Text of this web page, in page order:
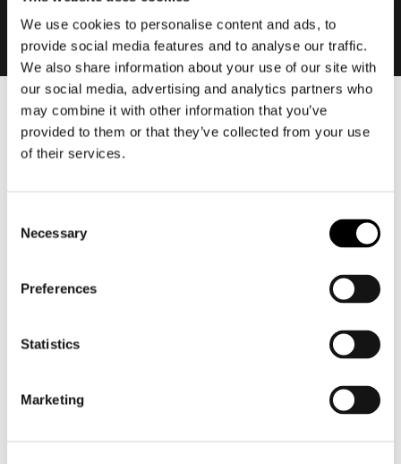
We use cookies to personalise content and ads, to
provide social media features and to analyse our traffic.
We also share information about your use of our site with
our social media, advertising and analytics partners who
may combine it with other information that you’ve
provided to them or that they’ve collected from your use
of their services.
Selection
Necessary
Preferences
Statistics
Marketing
Heren
Motorkleding heren
Motorjeans heren